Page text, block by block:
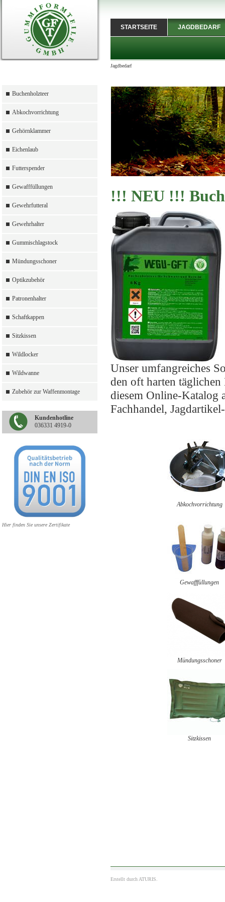
Buchenholzteer
Abkochvorrichtung
Gehörnklammer
Eichenlaub
Futterspender
Gewafffüllungen
Gewehrfutteral
Gewehrhalter
Gummischlagstock
Mündungsschoner
Optikzubehör
Patronenhalter
Schaftkappen
Sitzkissen
Wildlocker
Wildwanne
Zubehör zur Waffenmontage
Kundenhotline
036331 4919-0
Hier finden Sie unsere Zertifikate
STARTSEITE JAGDBEDARF
Jagdbedarf
!!! NEU !!!
Unser umfangreiches
den oft harten
diesem Online-Katalog
Fachhandel,
Abkochvorrichtung
Gewafffüllungen
Mündungsschoner
Sitzkissen
Erstellt durch ATURIS.